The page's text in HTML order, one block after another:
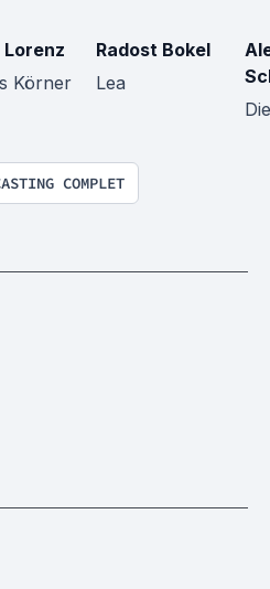
Körner
Radost Bokel
Lea
COMPLET